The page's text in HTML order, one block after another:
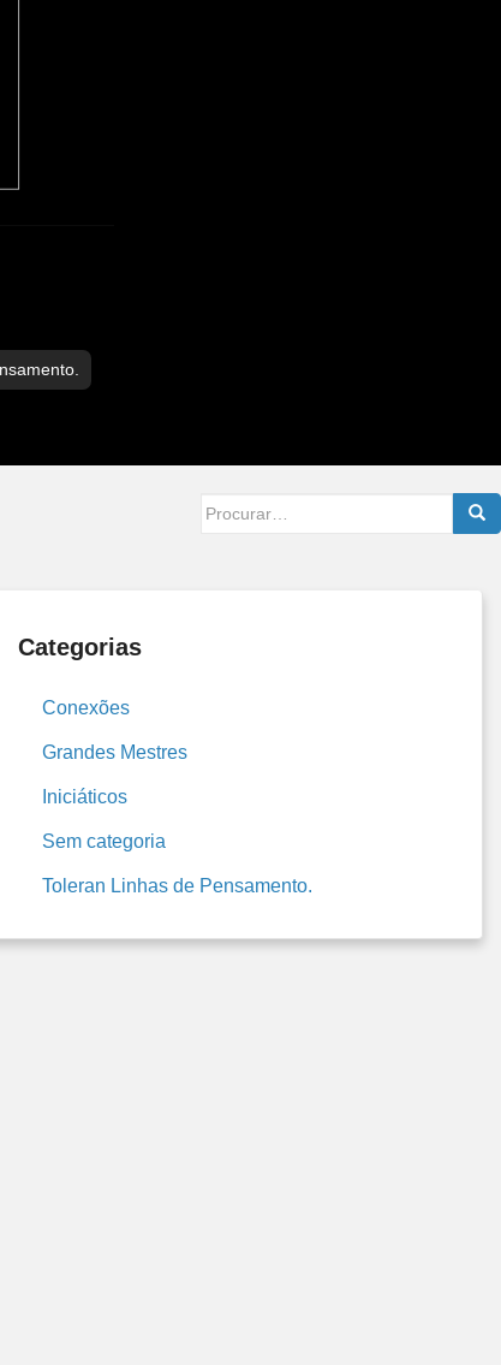
for:
Categorias
Conexões
Grandes Mestres
Iniciáticos
Sem categoria
Toleran Linhas de Pensamento.